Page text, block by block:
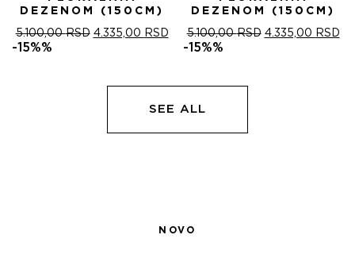
DEZENOM (150CM)
5.100,00RSD ОРИГИНАЛНА
5.100,00 RSD.
4.335,00 RSDТРЕНУТНА
ЦЕНА
-15%%
DEZENOM (150CM)
5.100,00RSD ОРИГИНАЛНА
4.335,00 RSD
-15%%
SEE ALL
NOVO